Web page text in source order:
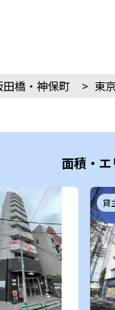
橋・神保町 > 東
面積・
貸